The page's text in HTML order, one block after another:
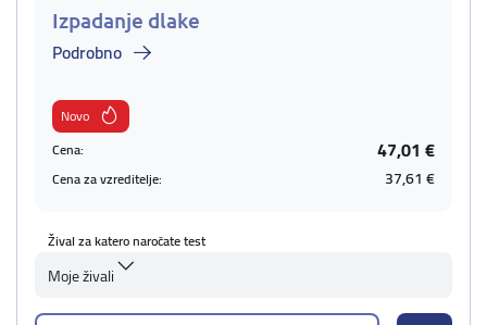
Izpadanje dlake
Podrobno
Novo
Cena:
47,01 €
Cena za vzreditelje: 37,61 €
Žival za katero naročate test
Moje živali